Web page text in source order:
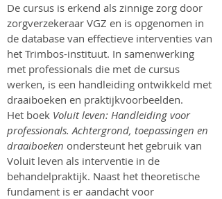
De cursus is erkend als zinnige zorg door
zorgverzekeraar VGZ en is opgenomen in
de database van effectieve interventies van
het Trimbos-instituut. In samenwerking
met professionals die met de cursus
werken, is een handleiding ontwikkeld met
draaiboeken en praktijkvoorbeelden.
Het boek Voluit leven: Handleiding voor
professionals. Achtergrond, toepassingen en
draaiboeken ondersteunt het gebruik van
Voluit leven als interventie in de
behandelpraktijk. Naast het theoretische
fundament is er aandacht voor